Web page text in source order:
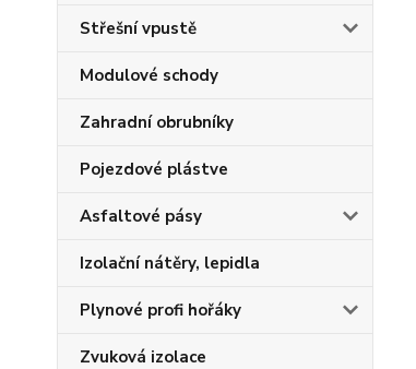
Střešní vpustě
Modulové schody
Zahradní obrubníky
Pojezdové plástve
Asfaltové pásy
Izolační nátěry, lepidla
Plynové profi hořáky
Zvuková izolace